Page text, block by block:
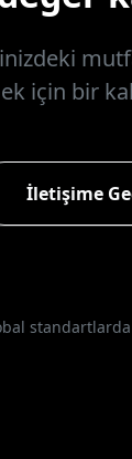
için bir
İletişime